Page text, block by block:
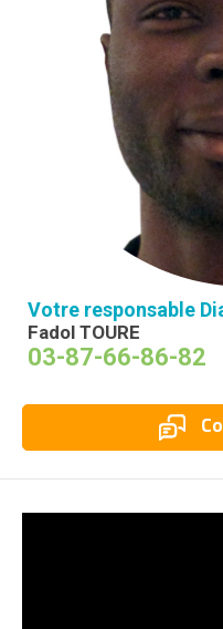
Votre responsable
Fadol TOURE
03-87-66-86-82